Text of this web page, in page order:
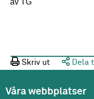
Skriv ut Dela
Våra webbplatser